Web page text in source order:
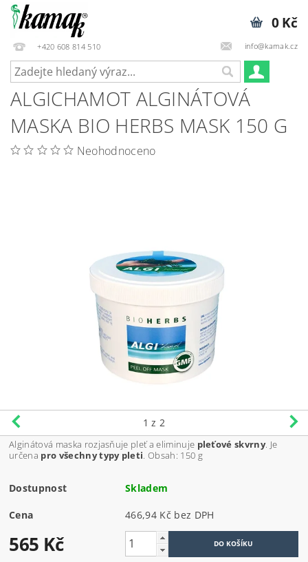
+420 608 814 510 info@kamak.cz
0 Kč
ALGICHAMOT ALGINÁTOVÁ
MASKA BIO HERBS MASK 150 G
Neohodnoceno
1 z 2
Alginátová maska rozjasňuje pleť a eliminuje pleťové skvrny. Je
určena pro všechny typy pleti . Obsah: 150 g
Dostupnost Skladem
Cena 466,94 Kč bez DPH
565 Kč